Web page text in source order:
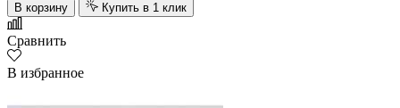
В корзину Купить в 1 клик
Сравнить
В избранное